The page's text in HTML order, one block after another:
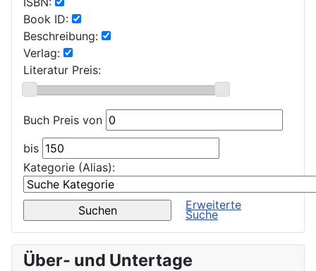
Book ID:
Beschreibung:
Verlag:
Literatur Preis:
Buch Preis von
bis
Kategorie (Alias):
Erweiterte
Suche
Über- und Untertage